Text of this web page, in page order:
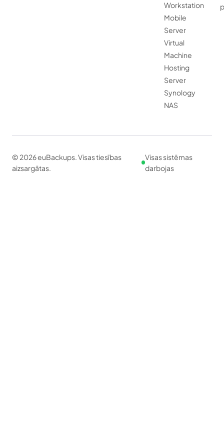
Workstation
Mobile
Server
Virtual
Machine
Hosting
Server
Synology
NAS
© 2026 euBackups. Visas tiesības
aizsargātas.
Visas sistēmas
darbojas